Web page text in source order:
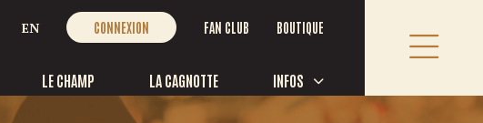
EN CONNEXION FAN CLUB BOUTIQUE
LE CHAMP LA CAGNOTTE INFOS